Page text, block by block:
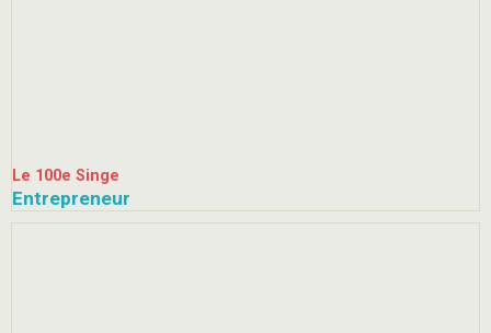
Le 100e Singe
Entrepreneur